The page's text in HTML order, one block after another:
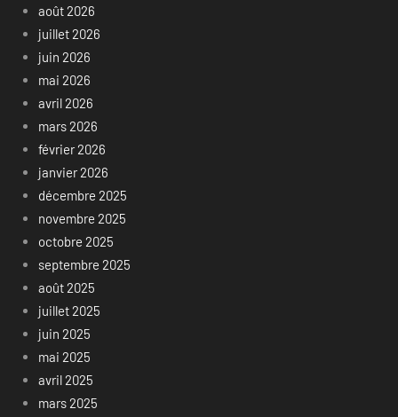
août 2026
juillet 2026
juin 2026
mai 2026
avril 2026
mars 2026
février 2026
janvier 2026
décembre 2025
novembre 2025
octobre 2025
septembre 2025
août 2025
juillet 2025
juin 2025
mai 2025
avril 2025
mars 2025